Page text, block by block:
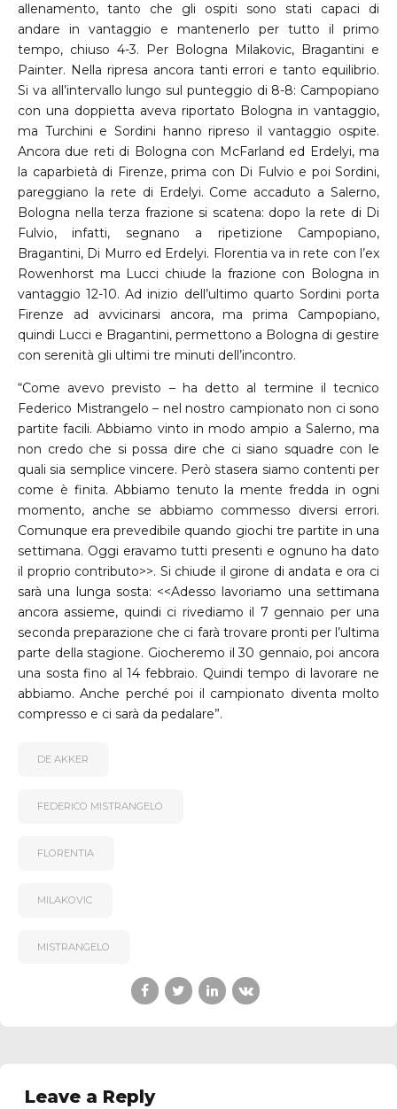
allenamento, tanto che gli ospiti sono stati capaci di
andare in vantaggio e mantenerlo per tutto il primo
tempo, chiuso 4-3. Per Bologna Milakovic, Bragantini e
Painter. Nella ripresa ancora tanti errori e tanto equilibrio.
Si va all’intervallo lungo sul punteggio di 8-8: Campopiano
con una doppietta aveva riportato Bologna in vantaggio,
ma Turchini e Sordini hanno ripreso il vantaggio ospite.
Ancora due reti di Bologna con McFarland ed Erdelyi, ma
la caparbietà di Firenze, prima con Di Fulvio e poi Sordini,
pareggiano la rete di Erdelyi. Come accaduto a Salerno,
Bologna nella terza frazione si scatena: dopo la rete di Di
Fulvio, infatti, segnano a ripetizione Campopiano,
Bragantini, Di Murro ed Erdelyi. Florentia va in rete con l’ex
Rowenhorst ma Lucci chiude la frazione con Bologna in
vantaggio 12-10. Ad inizio dell’ultimo quarto Sordini porta
Firenze ad avvicinarsi ancora, ma prima Campopiano,
quindi Lucci e Bragantini, permettono a Bologna di gestire
con serenità gli ultimi tre minuti dell’incontro.
“Come avevo previsto – ha detto al termine il tecnico
Federico Mistrangelo – nel nostro campionato non ci sono
partite facili. Abbiamo vinto in modo ampio a Salerno, ma
non credo che si possa dire che ci siano squadre con le
quali sia semplice vincere. Però stasera siamo contenti per
come è finita. Abbiamo tenuto la mente fredda in ogni
momento, anche se abbiamo commesso diversi errori.
Comunque era prevedibile quando giochi tre partite in una
settimana. Oggi eravamo tutti presenti e ognuno ha dato
il proprio contributo>>. Si chiude il girone di andata e ora ci
sarà una lunga sosta: <<Adesso lavoriamo una settimana
ancora assieme, quindi ci rivediamo il 7 gennaio per una
seconda preparazione che ci farà trovare pronti per l’ultima
parte della stagione. Giocheremo il 30 gennaio, poi ancora
una sosta fino al 14 febbraio. Quindi tempo di lavorare ne
abbiamo. Anche perché poi il campionato diventa molto
compresso e ci sarà da pedalare”.
DE AKKER
FEDERICO MISTRANGELO
FLORENTIA
MILAKOVIC
MISTRANGELO
Leave a Reply